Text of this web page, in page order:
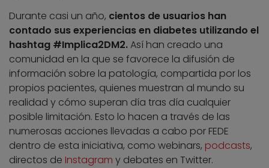
Durante casi un año, cientos de usuarios han
contado sus experiencias en diabetes utilizando el
hashtag #Implica2DM2.Así han creado una
comunidad en la que se favorece la difusión de
información sobre la patología, compartida por los
propios pacientes, quienes muestran al mundo su
realidad y cómo superan día tras día cualquier
posible limitación. Esto lo hacen a través de las
numerosas acciones llevadas a cabo por FEDE
dentro de esta iniciativa, como webinars, podcasts,
directos de Instagram y debates en Twitter.